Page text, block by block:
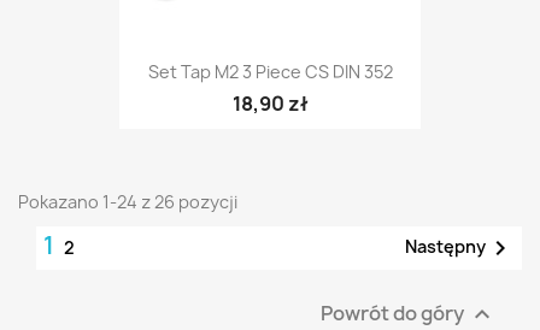
Set Tap M2 3 Piece CS DIN 352
18,90 zł
Pokazano 1-24 z 26 pozycji
1 2 Następny 
Powrót do góry 